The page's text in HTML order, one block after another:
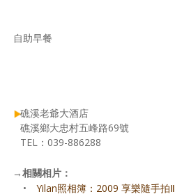
自助早餐
礁溪老爺大酒店
礁溪鄉大忠村五峰路69號
TEL：039-886288
→相關相片：
•
Yilan照相簿：2009 享樂隨手拍Ⅱ